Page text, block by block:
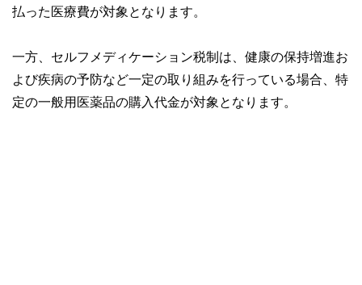
払った医療費が対象となります。
一方、セルフメディケーション税制は、健康の保持増進お
よび疾病の予防など一定の取り組みを行っている場合、特
定の一般用医薬品の購入代金が対象となります。